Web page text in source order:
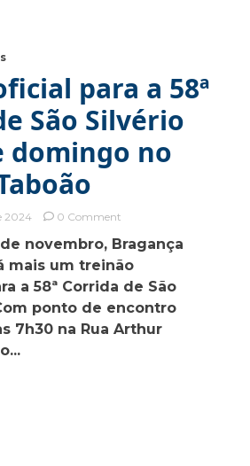
para a 58ª
São Silvério
domingo no
2024 0 Commenton
oficial
para
58ª
Corrida
de
novembro, Bragança
mais um treinão
a 58ª Corrida de São
ponto de encontro
7h30 na Rua Arthur